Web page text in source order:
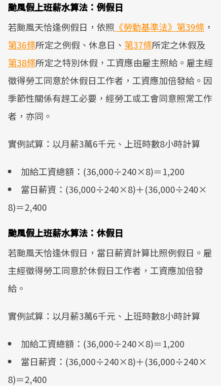
颱風假上班薪水算法：例假日
若颱風天恰逢例假日，依照 《勞動基準法》第39條 ，
第36條所定之例假、休息日、 第37條所定之休假及
第38條所定之特別休假，工資應由雇主照給。雇主經
徵得勞工同意於休假日工作者，工資應加倍發給。因
季節性關係有趕工必要，經勞工或工會同意照常工作
者，亦同。
實例試算：以月薪3萬6千元、上班時數8小時計算
加給工資總額：(36,000÷240×8)＝1,200
當日薪資：(36,000÷240×8)＋(36,000÷240×
8)＝2,400
颱風假上班薪水算法：休假日
若颱風天恰逢休假日，當日薪資計算比照例假日。雇
主經徵得勞工同意於休假日工作者，工資應加倍發
給。
實例試算：以月薪3萬6千元、上班時數8小時計算
加給工資總額：(36,000÷240×8)＝1,200
當日薪資：(36,000÷240×8)＋(36,000÷240×
8)＝2,400